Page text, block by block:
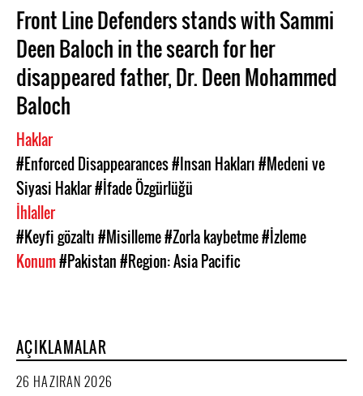
Front Line Defenders stands with Sammi
Deen Baloch in the search for her
disappeared father, Dr. Deen Mohammed
Baloch
Haklar
#Enforced Disappearances#Insan Hakları#Medeni ve
Siyasi Haklar#İfade Özgürlüğü
İhlaller
#Keyfi gözaltı#Misilleme#Zorla kaybetme#İzleme
Konum#Pakistan#Region: Asia Pacific
AÇIKLAMALAR
26 HAZIRAN 2026